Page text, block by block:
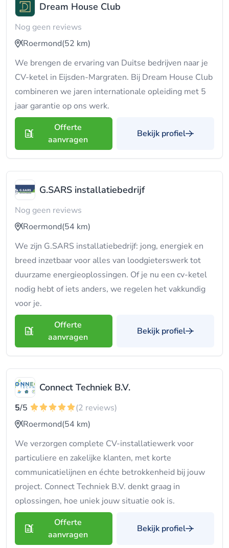
Dream House Club
Nog geen reviews
Roermond(52 km)
We brengen de ervaring van Duitse bedrijven naar je
CV-ketel in Eijsden-Margraten. Bij Dream House Club
combineren we jaren internationale opleiding met 5
jaar garantie op ons werk.
Offerte
aanvragen
Bekijk profiel
G.SARS installatiebedrijf
Nog geen reviews
Roermond(54 km)
We zijn G.SARS installatiebedrijf: jong, energiek en
breed inzetbaar voor alles van loodgieterswerk tot
duurzame energieoplossingen. Of je nu een cv-ketel
nodig hebt of iets anders, we regelen het vakkundig
voor je.
Offerte
aanvragen
Bekijk profiel
Connect Techniek B.V.
5/5
(2 reviews)
Roermond(54 km)
We verzorgen complete CV-installatiewerk voor
particuliere en zakelijke klanten, met korte
communicatielijnen en échte betrokkenheid bij jouw
project. Connect Techniek B.V. denkt graag in
oplossingen, hoe uniek jouw situatie ook is.
Offerte
aanvragen
Bekijk profiel